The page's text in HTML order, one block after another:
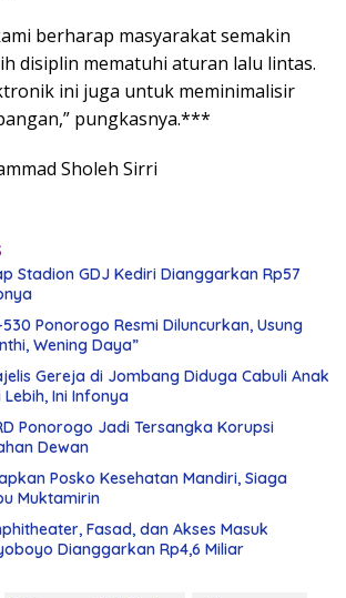
berharap masyarakat semakin
disiplin mematuhi aturan lalu lintas.
ini juga untuk meminimalisir
pungkasnya.***
Sholeh Sirri
Stadion GDJ Kediri Dianggarkan Rp57
Ponorogo Resmi Diluncurkan, Usung
Wening Daya”
Gereja di Jombang Diduga Cabuli Anak
Ini Infonya
Ponorogo Jadi Tersangka Korupsi
Dewan
Posko Kesehatan Mandiri, Siaga
Muktamirin
Fasad, dan Akses Masuk
Dianggarkan Rp4,6 Miliar